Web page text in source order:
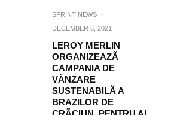
SPRINT NEWS
·
DECEMBER 6, 2021
LEROY MERLIN
ORGANIZEAZÃ
CAMPANIA DE
VÂNZARE
SUSTENABILÃ A
BRAZILOR DE